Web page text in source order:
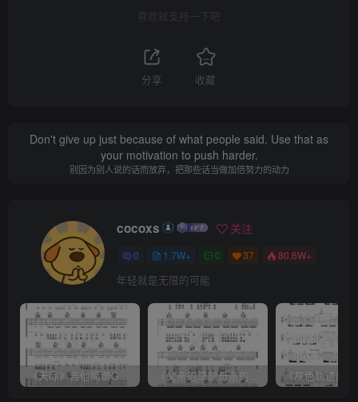
喜欢就支持一下吧
分享 收藏
Don't give up just because of what people said. Use that as
your motivation to push harder.
别因为别人说的话而放弃，把那些话当做加倍努力的动力
cocoxs 关注
0 1.7W+ 0 37 80.6W+
年轻就是无限的可能
《天际》吉他简谱G调弹唱谱（姜玉阳） 《父亲的草原母亲的河》吉他简谱C调弹唱谱（腾格尔）